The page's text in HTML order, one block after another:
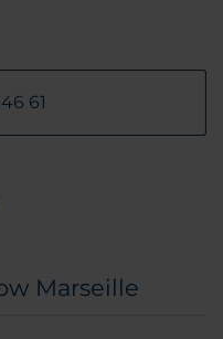
61
Marseille